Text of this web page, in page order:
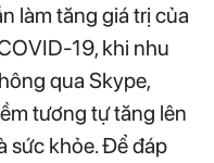
làm tăng giá trị của
19, khi nhu
qua Skype,
tương tự tăng lên
sức khỏe. Để đáp